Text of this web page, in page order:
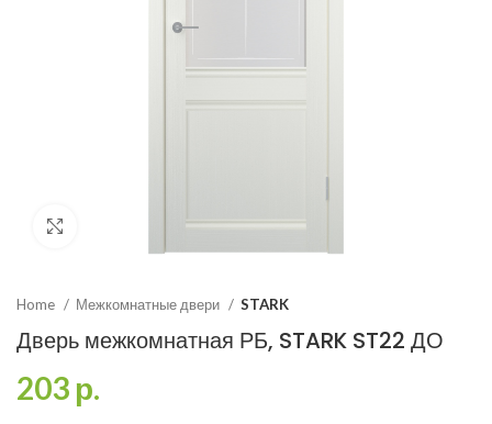
Click to enlarge
Home Межкомнатные двери STARK
Дверь межкомнатная РБ, STARK ST22 ДО
203р.